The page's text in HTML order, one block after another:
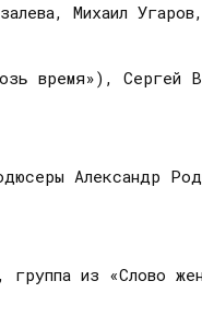
Михаил
время»), Сергей
Александр
группа из «Слово